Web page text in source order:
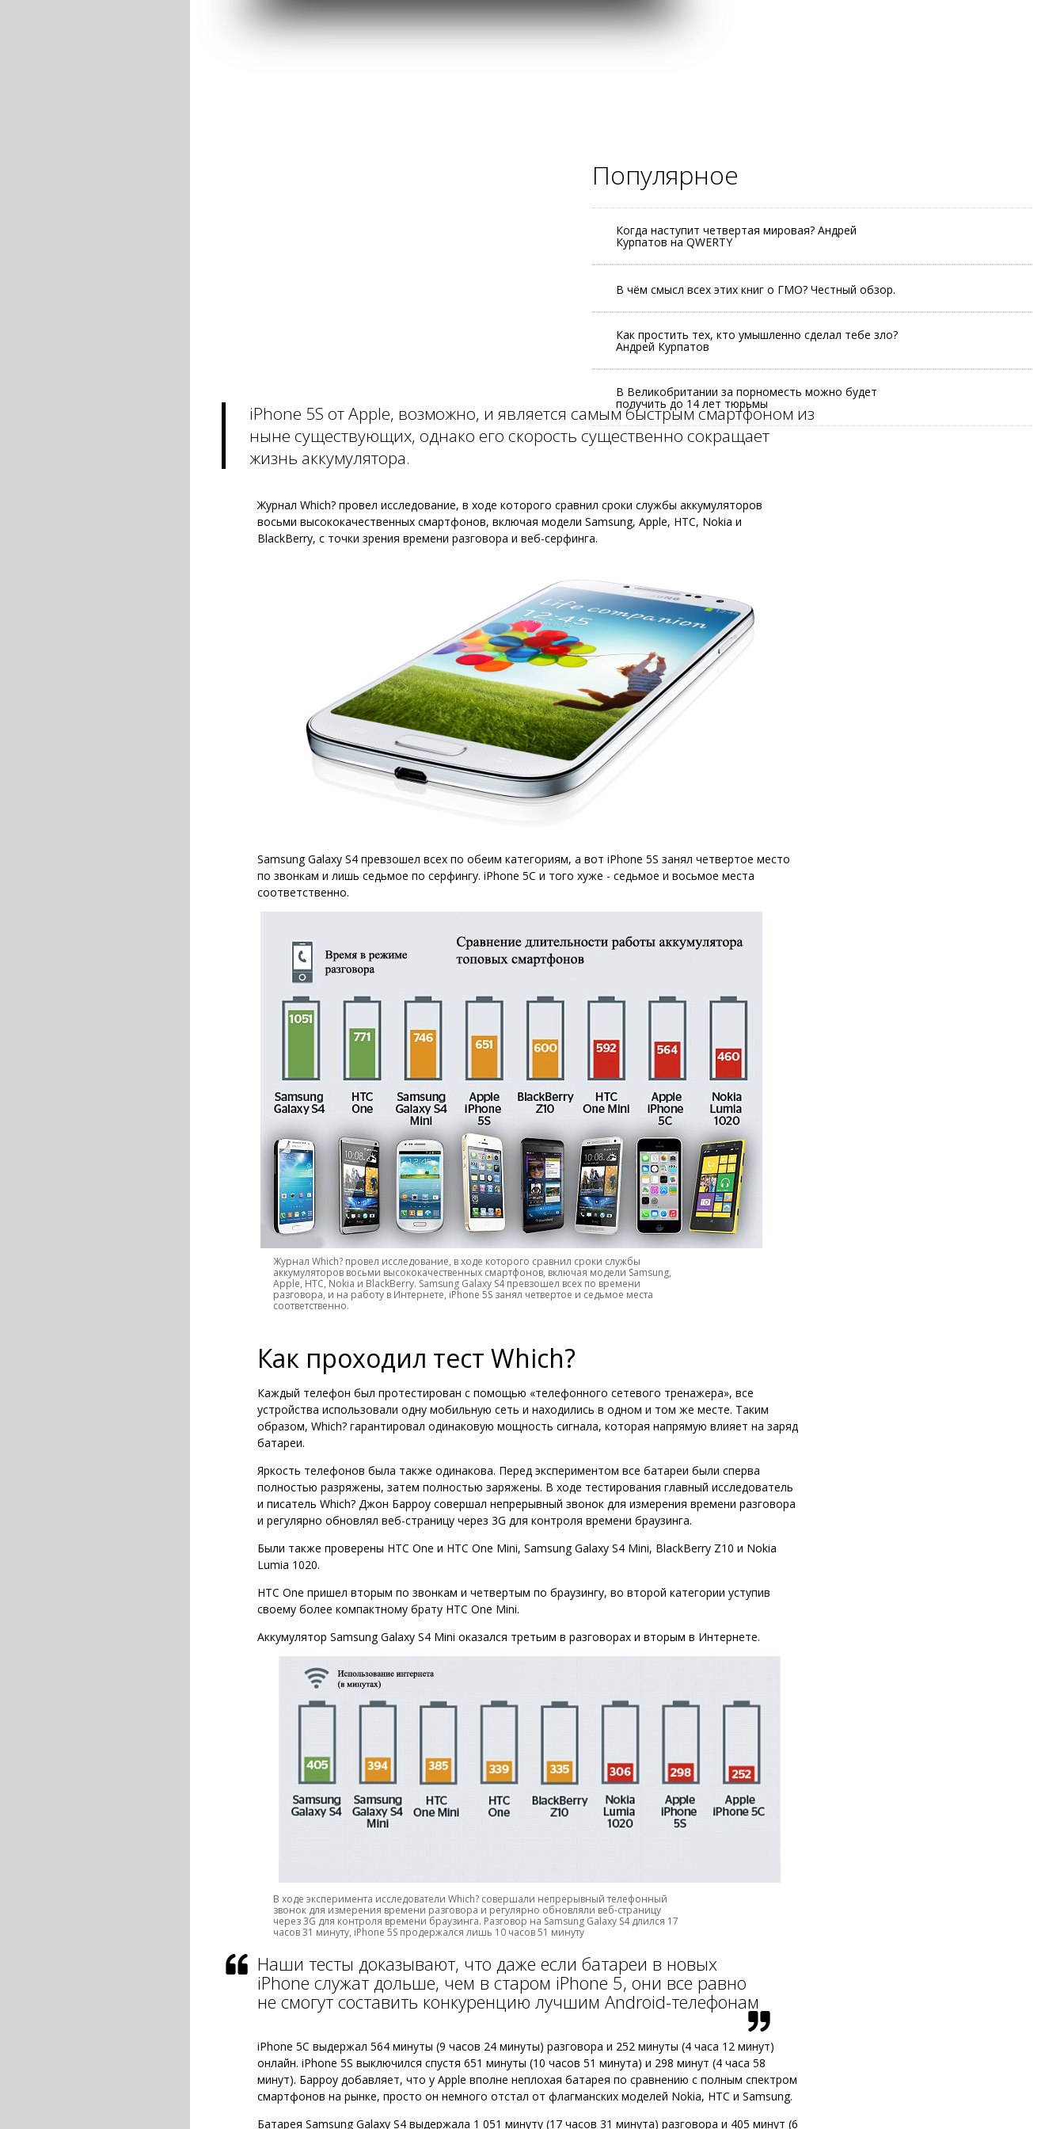
Популярное
Когда наступит четвертая мировая? Андрей
Курпатов на QWERTY
В чём смысл всех этих книг о ГМО? Честный обзор.
Как простить тех, кто умышленно сделал тебе зло?
Андрей Курпатов
В Великобритании за порноместь можно будет
получить до 14 лет тюрьмы
iPhone 5S от Apple, возможно, и является самым быстрым смартфоном из
ныне существующих, однако его скорость существенно сокращает
жизнь аккумулятора.
Журнал Which? провел исследование, в ходе которого сравнил сроки службы аккумуляторов
восьми высококачественных смартфонов, включая модели Samsung, Apple, HTC, Nokia и
BlackBerry, с точки зрения времени разговора и веб-серфинга.
Samsung Galaxy S4 превзошел всех по обеим категориям, а вот iPhone 5S занял четвертое место
по звонкам и лишь седьмое по серфингу. iPhone 5C и того хуже - седьмое и восьмое места
соответственно.
Журнал Which? провел исследование, в ходе которого сравнил сроки службы
аккумуляторов восьми высококачественных смартфонов, включая модели Samsung,
Apple, HTC, Nokia и BlackBerry. Samsung Galaxy S4 превзошел всех по времени
разговора, и на работу в Интернете, iPhone 5S занял четвертое и седьмое места
соответственно.
Как проходил тест Which?
Каждый телефон был протестирован с помощью «телефонного сетевого тренажера», все
устройства использовали одну мобильную сеть и находились в одном и том же месте. Таким
образом, Which? гарантировал одинаковую мощность сигнала, которая напрямую влияет на заряд
батареи.
Яркость телефонов была также одинакова. Перед экспериментом все батареи были сперва
полностью разряжены, затем полностью заряжены. В ходе тестирования главный исследователь
и писатель Which? Джон Барроу совершал непрерывный звонок для измерения времени разговора
и регулярно обновлял веб-страницу через 3G для контроля времени браузинга.
Были также проверены HTC One и HTC One Mini, Samsung Galaxy S4 Mini, BlackBerry Z10 и Nokia
Lumia 1020.
HTC One пришел вторым по звонкам и четвертым по браузингу, во второй категории уступив
своему более компактному брату HTC One Mini.
Аккумулятор Samsung Galaxy S4 Mini оказался третьим в разговорах и вторым в Интернете.
В ходе эксперимента исследователи Which? совершали непрерывный телефонный
звонок для измерения времени разговора и регулярно обновляли веб-страницу
через 3G для контроля времени браузинга. Разговор на Samsung Galaxy S4 длился 17
часов 31 минуту, iPhone 5S продержался лишь 10 часов 51 минуту
Наши тесты доказывают, что даже если батареи в новых
iPhone служат дольше, чем в старом iPhone 5, они все равно
не смогут составить конкуренцию лучшим Android-телефонам
iPhone 5C выдержал 564 минуты (9 часов 24 минуты) разговора и 252 минуты (4 часа 12 минут)
онлайн. iPhone 5S выключился спустя 651 минуты (10 часов 51 минута) и 298 минут (4 часа 58
минут). Барроу добавляет, что у Apple вполне неплохая батарея по сравнению с полным спектром
смартфонов на рынке, просто он немного отстал от флагманских моделей Nokia, HTC и Samsung.
Батарея Samsung Galaxy S4 выдержала 1 051 минуту (17 часов 31 минута) разговора и 405 минут (6